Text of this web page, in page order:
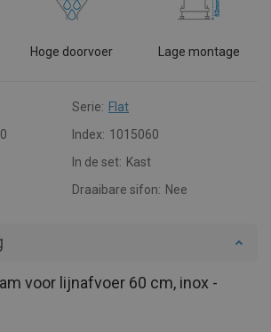
Hoge doorvoer Lage montage
Serie: Flat
Index: 1015060
In de set: Kast
Draaibare sifon: Nee
voor lijnafvoer 60 cm, inox -